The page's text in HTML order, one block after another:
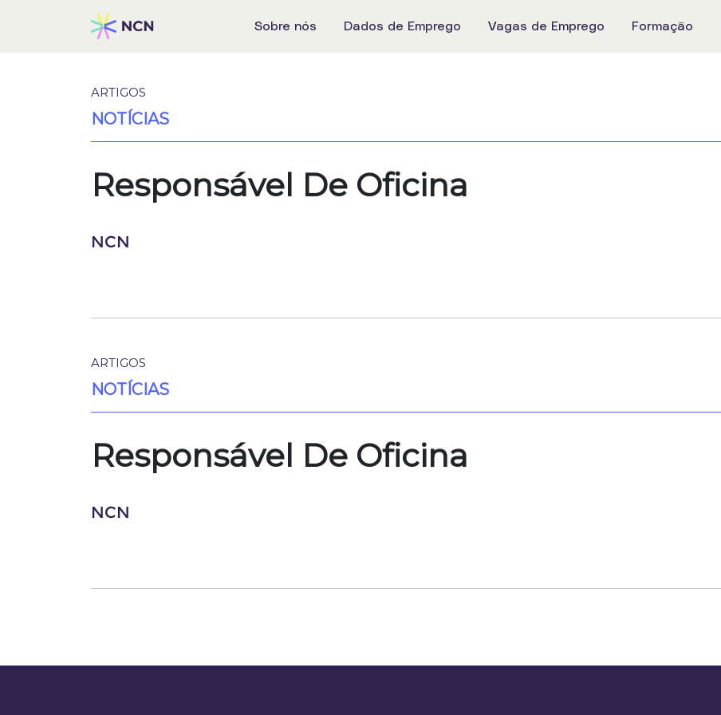
Sobre nós Dados de Emprego Vagas de Emprego Formação
ARTIGOS
NOTÍCIAS
Responsável De Oficina
NCN
ARTIGOS
NOTÍCIAS
Responsável De Oficina
NCN